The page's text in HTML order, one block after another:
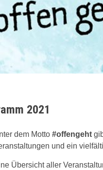
2021
dem Motto#offengeht
und ein
Übersicht aller